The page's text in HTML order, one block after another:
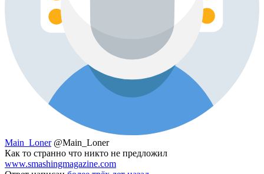
Main_Loner @Main_Loner
Как то странно что никто не предложил
www.smashingmagazine.com